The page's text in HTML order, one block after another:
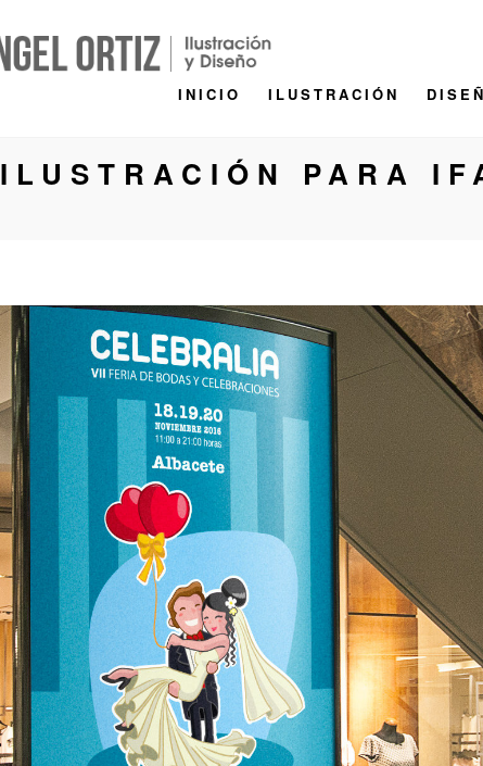
INICIO ILUSTRACIÓN
ILUSTRACIÓN PARA